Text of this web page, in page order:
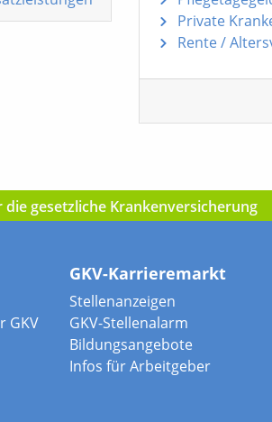
Private
Rente /
gesetzliche Krankenversicherung
GKV
GKV-Karrieremarkt
Stellenanzeigen
GKV-Stellenalarm
Bildungsangebote
Infos für Arbeitgeber